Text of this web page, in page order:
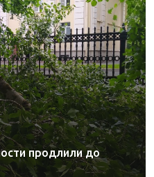
продлили до